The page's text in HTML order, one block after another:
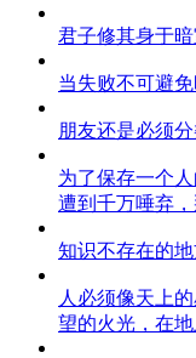
君子修其身于
当失败不可避
朋友还是必须
为了保存一个
遭到千万唾弃
知识不存在的地
人必须像天上
望的火光，在地